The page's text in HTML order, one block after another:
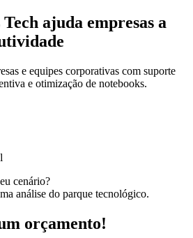
ajuda empresas a
e equipes corporativas com suporte
e otimização de notebooks.
cenário?
análise do parque tecnológico.
orçamento!